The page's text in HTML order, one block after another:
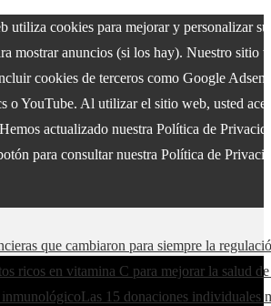
utiliza cookies para mejorar y personalizar su
mostrar anuncios (si los hay). Nuestro sitio
cookies de terceros como Google
o YouTube. Al utilizar el sitio web, usted
actualizado nuestra Política de
para consultar nuestra Política de
que cambiaron para siempre la
ricos en vitamina C para mejorar la salud
Las 15 donaciones individuales